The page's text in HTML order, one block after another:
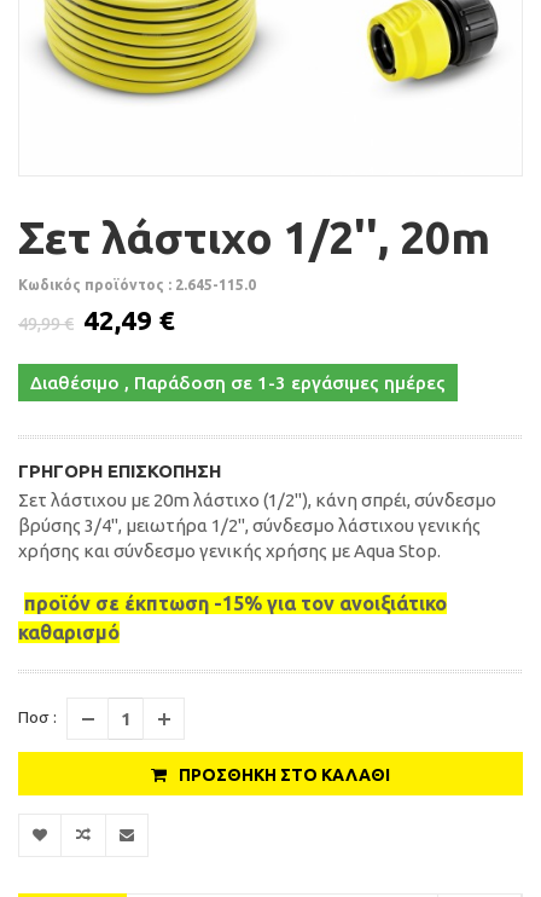
Σετ λάστιχο 1/2'', 20m
Κωδικός προϊόντος : 2.645-115.0
49,99 € 42,49 €
Διαθέσιμο , Παράδοση σε 1-3 εργάσιμες ημέρες
ΓΡΉΓΟΡΗ ΕΠΙΣΚΌΠΗΣΗ
Σετ λάστιχου με 20m λάστιχο (1/2''), κάνη σπρέι, σύνδεσμο
βρύσης 3/4'', μειωτήρα 1/2'', σύνδεσμο λάστιχου γενικής
χρήσης και σύνδεσμο γενικής χρήσης με Aqua Stop.
προϊόν σε έκπτωση -15% για τον ανοιξιάτικο
καθαρισμό
Ποσ :
ΠΡΟΣΘΉΚΗ ΣΤΟ ΚΑΛΆΘΙ